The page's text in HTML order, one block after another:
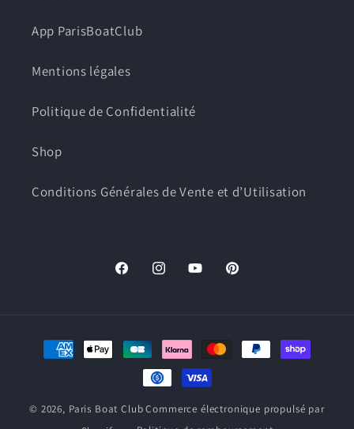
App ParisBoatClub
Mentions légales
Politique de Confidentialité
Shop
Conditions Générales de Vente et d’Utilisation
FacebookInstagramYouTubePinterest
Moyens
de
© 2026, Paris Boat ClubCommerce électronique propulsé par